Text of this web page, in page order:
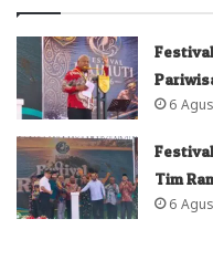
6
Tim
6